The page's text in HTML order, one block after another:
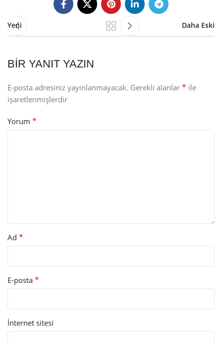
Yeni Daha Eski
BIR YANIT YAZIN
E-posta adresiniz yayınlanmayacak. Gerekli alanlar * ile
işaretlenmişlerdir
Yorum *
Ad *
E-posta *
İnternet sitesi